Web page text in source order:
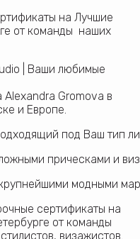
на Лучшие
от команды наших
| Ваши любимые
Gromova в
и Европе.
под Ваш тип
прическами и
модными
сертификаты на
от команды
визажистов.